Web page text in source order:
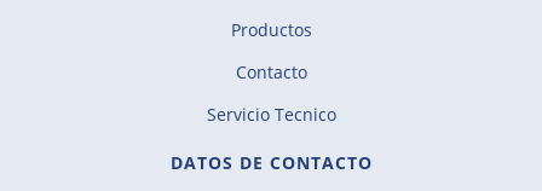
Productos
Contacto
Servicio Tecnico
DATOS DE CONTACTO